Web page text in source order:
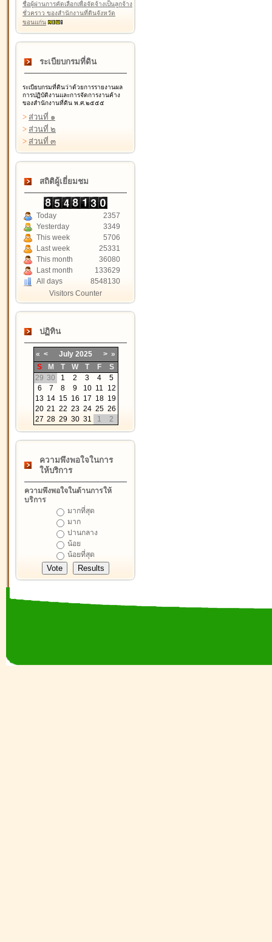
ชื่อผู้ผ่านการคัดเลือกเพื่อจัดจ้างเป็นลูกจ้าง
ชั่วคราว ของสำนักงานที่ดินจังหวัด
ขอนแก่น
ระเบียบกรมที่ดิน
ระเบียบกรมที่ดินว่าด้วยการรายงานผล
การปฏิบัติงานและการจัดการงานค้าง
ของสำนักงานที่ดิน พ.ศ.๒๕๕๕
> ส่วนที่ ๑
> ส่วนที่ ๒
> ส่วนที่ ๓
สถิติผู้เยี่ยมชม
Today
2357
Yesterday
3349
This week
5706
Last week
25331
This month
36080
Last month
133629
All days
8548130
Visitors Counter
ปฏิทิน
« < July 2025 > »
S
M T W T F
S
29 30 1 2 3 4
5
6
7 8 9 10 11
12
13 14 15 16 17 18 19
20 21 22 23 24 25 26
27 28 29 30 31 1 2
ความพึงพอใจในการ
ให้บริการ
ความพึงพอใจในด้านการให้
บริการ
มากที่สุด
มาก
ปานกลาง
น้อย
น้อยที่สุด